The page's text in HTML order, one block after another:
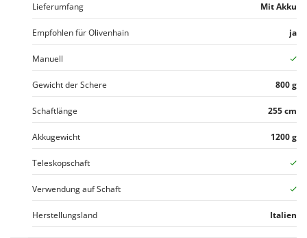
Worx
Yard Force
Zanon
Zephir
ZGrills
Zodiac
Lieferumfang Mit Akku
Empfohlen für Olivenhain ja
Manuell
Gewicht der Schere 800 g
Schaftlänge 255 cm
Akkugewicht 1200 g
Teleskopschaft
Verwendung auf Schaft
Herstellungsland Italien